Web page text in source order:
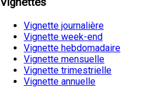
Vignettes
Vignette journalière
Vignette week-end
Vignette hebdomadaire
Vignette mensuelle
Vignette trimestrielle
Vignette annuelle